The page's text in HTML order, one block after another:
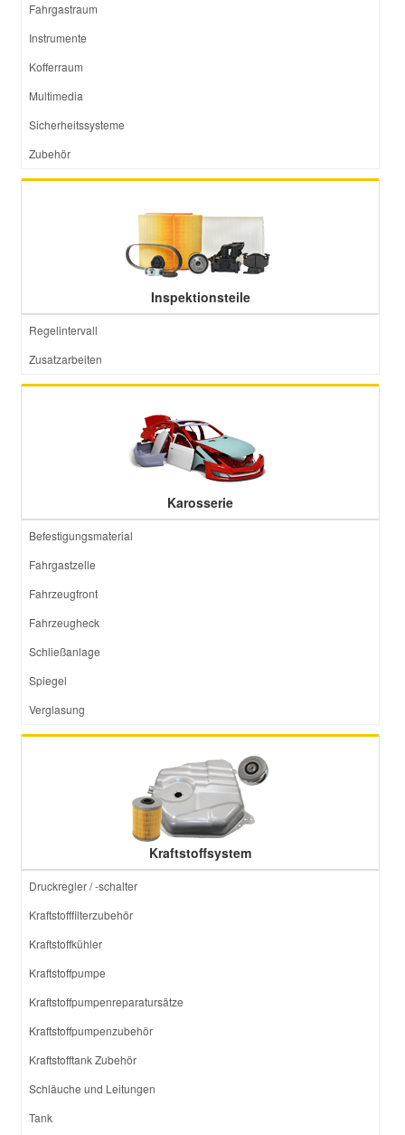
Fahrgastraum
Instrumente
Kofferraum
Multimedia
Sicherheitssysteme
Zubehör
Inspektionsteile
Regelintervall
Zusatzarbeiten
Karosserie
Befestigungsmaterial
Fahrgastzelle
Fahrzeugfront
Fahrzeugheck
Schließanlage
Spiegel
Verglasung
Kraftstoffsystem
Druckregler / -schalter
Kraftstofffilterzubehör
Kraftstoffkühler
Kraftstoffpumpe
Kraftstoffpumpenreparatursätze
Kraftstoffpumpenzubehör
Kraftstofftank Zubehör
Schläuche und Leitungen
Tank